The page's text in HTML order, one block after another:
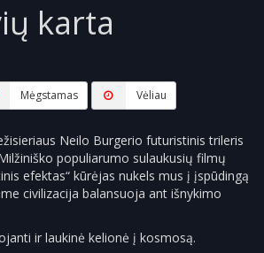
karta
Mėgstamas Vėliau
Neilo Burgerio futuristinis trileris
populiarumo sulaukusių filmų
efektas“ kūrėjas nukels mus į įspūdingą
civilizacija balansuoja ant išnykimo
ir laukinė kelionė į kosmosą.